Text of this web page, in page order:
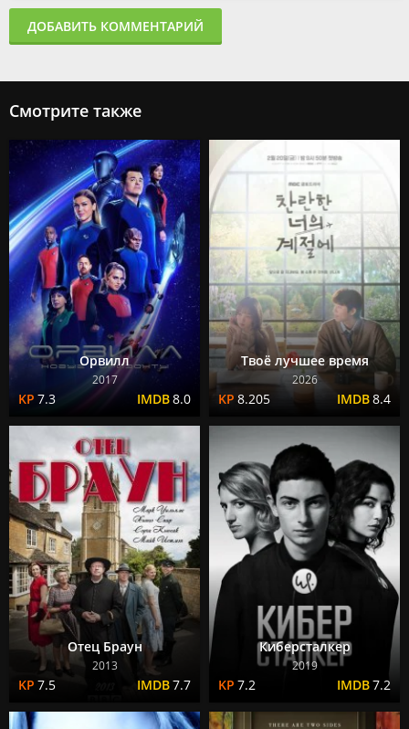
ДОБАВИТЬ КОММЕНТАРИЙ
Смотрите также
Орвилл
2017
7.3 8.0
Твоё лучшее время
2026
8.205 8.4
Отец Браун
2013
7.5 7.7
Киберсталкер
2019
7.2 7.2